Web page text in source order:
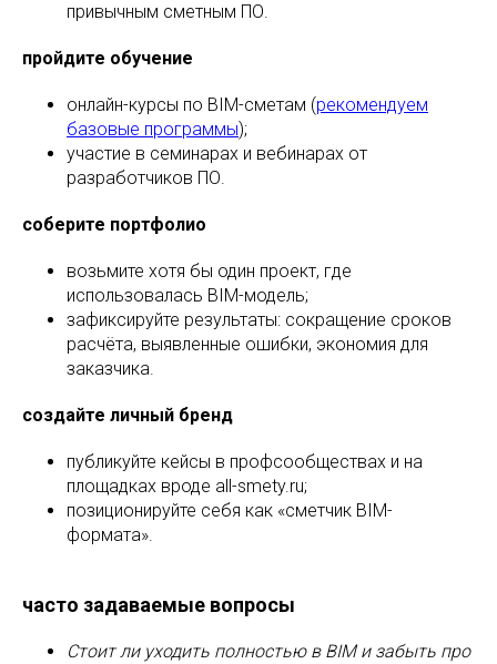
привычным сметным ПО.
пройдите обучение
онлайн-курсы по BIM-сметам (рекомендуем
базовые программы);
участие в семинарах и вебинарах от
разработчиков ПО.
соберите портфолио
возьмите хотя бы один проект, где
использовалась BIM-модель;
зафиксируйте результаты: сокращение сроков
расчёта, выявленные ошибки, экономия для
заказчика.
создайте личный бренд
публикуйте кейсы в профсообществах и на
площадках вроде all-smety.ru;
позиционируйте себя как «сметчик BIM-
формата».
часто задаваемые вопросы
Стоит ли уходить полностью в BIM и забыть про